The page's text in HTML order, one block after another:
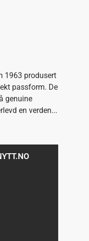
1963 produsert
passform. De
genuine
en verden